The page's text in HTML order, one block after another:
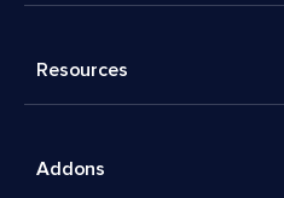
Resources
Addons